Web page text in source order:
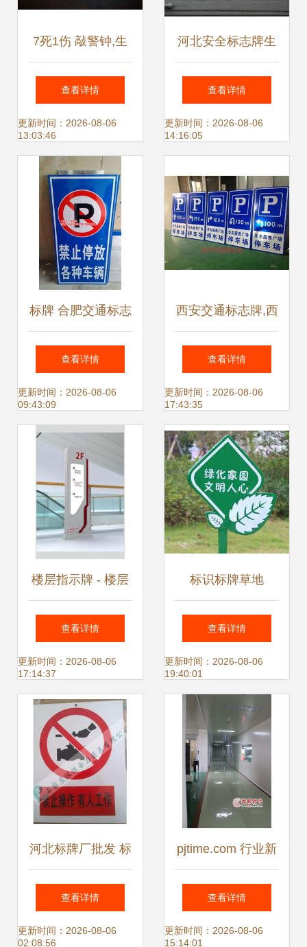
7死1伤 敲警钟,生
命标牌不可丢
查看详情
更新时间：2026-08-06
13:03:46
河北安全标志牌生
产厂家
查看详情
更新时间：2026-08-06
14:16:05
标牌 合肥交通标志
标牌 交通标志标牌
厂 优质商家
查看详情
更新时间：2026-08-06
09:43:09
西安交通标志牌,西
安路牌,大型反光标
牌立柱定做找阳光
西安标牌厂
查看详情
更新时间：2026-08-06
17:43:35
楼层指示牌 - 楼层
指示牌标识导视系
统设计_标识标牌
制作厂家_标识标
查看详情
更新时间：2026-08-06
17:14:37
标识标牌草地
查看详情
更新时间：2026-08-06
19:40:01
河北标牌厂批发 标
牌厂供应 标牌厂厂
家
查看详情
更新时间：2026-08-06
02:08:56
pjtime.com 行业新
闻 颖网
查看详情
更新时间：2026-08-06
15:14:01